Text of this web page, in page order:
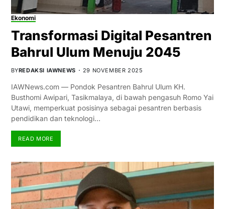
Ekonomi
Transformasi Digital Pesantren
Bahrul Ulum Menuju 2045
BYREDAKSI IAWNEWS 29 NOVEMBER 2025
IAWNews.com — Pondok Pesantren Bahrul Ulum KH.
Busthomi Awipari, Tasikmalaya, di bawah pengasuh Romo Yai
Utawi, memperkuat posisinya sebagai pesantren berbasis
pendidikan dan teknologi…
READ MORE